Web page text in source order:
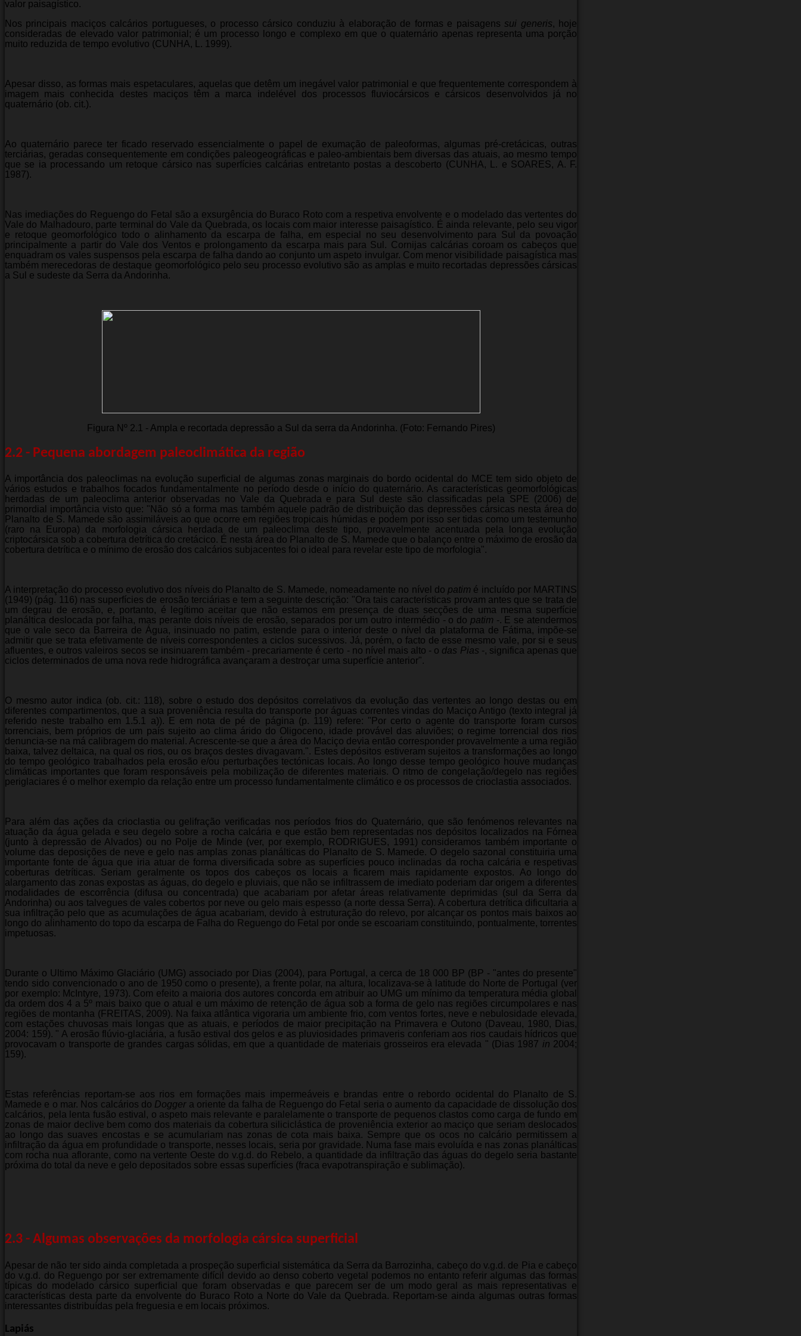
valor paisagístico.
Nos principais maciços calcários portugueses, o processo cársico conduziu à elaboração de formas e paisagens sui generis, hoje
consideradas de elevado valor patrimonial; é um processo longo e complexo em que o quaternário apenas representa uma porção
muito reduzida de tempo evolutivo (CUNHA, L. 1999).
Apesar disso, as formas mais espetaculares, aquelas que detêm um inegável valor patrimonial e que frequentemente correspondem à
imagem mais conhecida destes maciços têm a marca indelével dos processos fluviocársicos e cársicos desenvolvidos já no
quaternário (ob. cit.).
Ao quaternário parece ter ficado reservado essencialmente o papel de exumação de paleoformas, algumas pré-cretácicas, outras
terciárias, geradas consequentemente em condições paleogeográficas e paleo-ambientais bem diversas das atuais, ao mesmo tempo
que se ia processando um retoque cársico nas superfícies calcárias entretanto postas a descoberto (CUNHA, L. e SOARES, A. F.
1987).
Nas imediações do Reguengo do Fetal são a exsurgência do Buraco Roto com a respetiva envolvente e o modelado das vertentes do
Vale do Malhadouro, parte terminal do Vale da Quebrada, os locais com maior interesse paisagístico. É ainda relevante, pelo seu vigor
e retoque geomorfológico todo o alinhamento da escarpa de falha, em especial no seu desenvolvimento para Sul da povoação
principalmente a partir do Vale dos Ventos e prolongamento da escarpa mais para Sul. Cornijas calcárias coroam os cabeços que
enquadram os vales suspensos pela escarpa de falha dando ao conjunto um aspeto invulgar. Com menor visibilidade paisagística mas
também merecedoras de destaque geomorfológico pelo seu processo evolutivo são as amplas e muito recortadas depressões cársicas
a Sul e sudeste da Serra da Andorinha.
Figura Nº 2.1 - Ampla e recortada depressão a Sul da serra da Andorinha. (Foto: Fernando Pires)
2.2 - Pequena abordagem paleoclimática da região
A importância dos paleoclimas na evolução superficial de algumas zonas marginais do bordo ocidental do MCE tem sido objeto de
vários estudos e trabalhos focados fundamentalmente no período desde o início do quaternário. As características geomorfológicas
herdadas de um paleoclima anterior observadas no Vale da Quebrada e para Sul deste são classificadas pela SPE (2006) de
primordial importância visto que: "Não só a forma mas também aquele padrão de distribuição das depressões cársicas nesta área do
Planalto de S. Mamede são assimiláveis ao que ocorre em regiões tropicais húmidas e podem por isso ser tidas como um testemunho
(raro na Europa) da morfologia cársica herdada de um paleoclima deste tipo, provavelmente acentuada pela longa evolução
criptocársica sob a cobertura detrítica do cretácico. É nesta área do Planalto de S. Mamede que o balanço entre o máximo de erosão da
cobertura detrítica e o mínimo de erosão dos calcários subjacentes foi o ideal para revelar este tipo de morfologia".
A interpretação do processo evolutivo dos níveis do Planalto de S. Mamede, nomeadamente no nível do patim é incluído por MARTINS
(1949) (pág. 116) nas superfícies de erosão terciárias e tem a seguinte descrição: "Ora tais características provam antes que se trata de
um degrau de erosão, e, portanto, é legítimo aceitar que não estamos em presença de duas secções de uma mesma superfície
planáltica deslocada por falha, mas perante dois níveis de erosão, separados por um outro intermédio - o do patim -. E se atendermos
que o vale seco da Barreira de Água, insinuado no patim, estende para o interior deste o nível da plataforma de Fátima, impõe-se
admitir que se trata efetivamente de níveis correspondentes a ciclos sucessivos. Já, porém, o facto de esse mesmo vale, por si e seus
afluentes, e outros valeiros secos se insinuarem também - precariamente é certo - no nível mais alto - o das Pias -, significa apenas que
ciclos determinados de uma nova rede hidrográfica avançaram a destroçar uma superfície anterior".
O mesmo autor indica (ob. cit.: 118), sobre o estudo dos depósitos correlativos da evolução das vertentes ao longo destas ou em
diferentes compartimentos, que a sua proveniência resulta do transporte por águas correntes vindas do Maciço Antigo (texto integral já
referido neste trabalho em 1.5.1 a)). E em nota de pé de página (p. 119) refere: "Por certo o agente do transporte foram cursos
torrenciais, bem próprios de um país sujeito ao clima árido do Oligoceno, idade provável das aluviões; o regime torrencial dos rios
denuncia-se na má calibragem do material. Acrescente-se que a área do Maciço devia então corresponder provavelmente a uma região
baixa, talvez deltaica, na qual os rios, ou os braços destes divagavam.". Estes depósitos estiveram sujeitos a transformações ao longo
do tempo geológico trabalhados pela erosão e/ou perturbações tectónicas locais. Ao longo desse tempo geológico houve mudanças
climáticas importantes que foram responsáveis pela mobilização de diferentes materiais. O ritmo de congelação/degelo nas regiões
periglaciares é o melhor exemplo da relação entre um processo fundamentalmente climático e os processos de crioclastia associados.
Para além das ações da crioclastia ou gelifração verificadas nos períodos frios do Quaternário, que são fenómenos relevantes na
atuação da água gelada e seu degelo sobre a rocha calcária e que estão bem representadas nos depósitos localizados na Fórnea
(junto à depressão de Alvados) ou no Polje de Minde (ver, por exemplo, RODRIGUES, 1991) consideramos também importante o
volume das deposições de neve e gelo nas amplas zonas planálticas do Planalto de S. Mamede. O degelo sazonal constituiria uma
importante fonte de água que iria atuar de forma diversificada sobre as superfícies pouco inclinadas da rocha calcária e respetivas
coberturas detríticas. Seriam geralmente os topos dos cabeços os locais a ficarem mais rapidamente expostos. Ao longo do
alargamento das zonas expostas as águas, do degelo e pluviais, que não se infiltrassem de imediato poderiam dar origem a diferentes
modalidades de escorrência (difusa ou concentrada) que acabariam por afetar áreas relativamente deprimidas (sul da Serra da
Andorinha) ou aos talvegues de vales cobertos por neve ou gelo mais espesso (a norte dessa Serra). A cobertura detrítica dificultaria a
sua infiltração pelo que as acumulações de água acabariam, devido à estruturação do relevo, por alcançar os pontos mais baixos ao
longo do alinhamento do topo da escarpa de Falha do Reguengo do Fetal por onde se escoariam constituindo, pontualmente, torrentes
impetuosas.
Durante o Ultimo Máximo Glaciário (UMG) associado por Dias (2004), para Portugal, a cerca de 18 000 BP (BP - "antes do presente"
tendo sido convencionado o ano de 1950 como o presente), a frente polar, na altura, localizava-se à latitude do Norte de Portugal (ver
por exemplo: McIntyre, 1973). Com efeito a maioria dos autores concorda em atribuir ao UMG um mínimo da temperatura média global
da ordem dos 4 a 5º mais baixo que o atual e um máximo de retenção de água sob a forma de gelo nas regiões circumpolares e nas
regiões de montanha (FREITAS, 2009). Na faixa atlântica vigoraria um ambiente frio, com ventos fortes, neve e nebulosidade elevada,
com estações chuvosas mais longas que as atuais, e períodos de maior precipitação na Primavera e Outono (Daveau, 1980, Dias,
2004: 159). " A erosão flúvio-glaciária, a fusão estival dos gelos e as pluviosidades primaveris conferiam aos rios caudais hídricos que
provocavam o transporte de grandes cargas sólidas, em que a quantidade de materiais grosseiros era elevada " (Dias 1987 in 2004;
159).
Estas referências reportam-se aos rios em formações mais impermeáveis e brandas entre o rebordo ocidental do Planalto de S.
Mamede e o mar. Nos calcários do Doggera oriente da falha de Reguengo do Fetal seria o aumento da capacidade de dissolução dos
calcários, pela lenta fusão estival, o aspeto mais relevante e paralelamente o transporte de pequenos clastos como carga de fundo em
zonas de maior declive bem como dos materiais da cobertura siliciclástica de proveniência exterior ao maciço que seriam deslocados
ao longo das suaves encostas e se acumulariam nas zonas de cota mais baixa. Sempre que os ocos no calcário permitissem a
infiltração da água em profundidade o transporte, nesses locais, seria por gravidade. Numa fase mais evoluída e nas zonas planálticas
com rocha nua aflorante, como na vertente Oeste do v.g.d. do Rebelo, a quantidade da infiltração das águas do degelo seria bastante
próxima do total da neve e gelo depositados sobre essas superfícies (fraca evapotranspiração e sublimação).
2.3 - Algumas observações da morfologia cársica superficial
Apesar de não ter sido ainda completada a prospeção superficial sistemática da Serra da Barrozinha, cabeço do v.g.d. de Pia e cabeço
do v.g.d. do Reguengo por ser extremamente difícil devido ao denso coberto vegetal podemos no entanto referir algumas das formas
típicas do modelado cársico superficial que foram observadas e que parecem ser de um modo geral as mais representativas e
características desta parte da envolvente do Buraco Roto a Norte do Vale da Quebrada. Reportam-se ainda algumas outras formas
interessantes distribuídas pela freguesia e em locais próximos.
Lapiás